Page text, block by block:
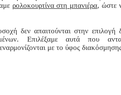
ρολοκουρτίνα στη μπανιέρα, ώστε
δεν απαιτούνται στην επιλογή
Επιλέξαμε αυτά που
με το ύφος